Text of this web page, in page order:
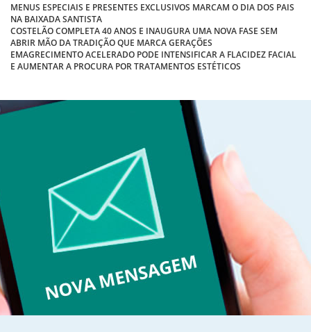
MENUS ESPECIAIS E PRESENTES EXCLUSIVOS MARCAM O DIA DOS PAIS
NA BAIXADA SANTISTA
COSTELÃO COMPLETA 40 ANOS E INAUGURA UMA NOVA FASE SEM
ABRIR MÃO DA TRADIÇÃO QUE MARCA GERAÇÕES
EMAGRECIMENTO ACELERADO PODE INTENSIFICAR A FLACIDEZ FACIAL
E AUMENTAR A PROCURA POR TRATAMENTOS ESTÉTICOS